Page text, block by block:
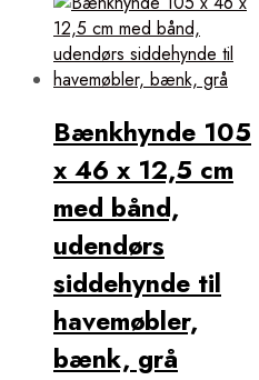
Bænkhynde 105
x 46 x 12,5 cm
med bånd,
udendørs
siddehynde til
havemøbler,
bænk, grå